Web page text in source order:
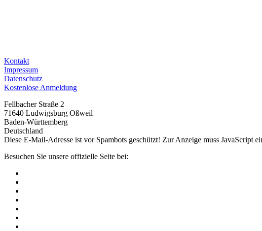
Kontakt
Impressum
Datenschutz
Kostenlose Anmeldung
Fellbacher Straße 2
71640 Ludwigsburg Oßweil
Baden-Württemberg
Deutschland
Diese E-Mail-Adresse ist vor Spambots geschützt! Zur Anzeige muss JavaScript
Besuchen Sie unsere offizielle Seite bei: